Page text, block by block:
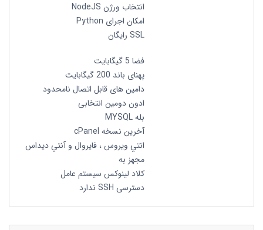
انتخاب ورژن NodeJS
امکان اجرای Python
SSL رایگان
فضا 5 گیگابایت
پهنای باند 200 گیگابایت
دامین های قابل اتصال نامحدود
ادون دومین انتخابی
بله MYSQL
آخرین نسخه cPanel
انتي ويروس ، فايروال و آنتي ديداس
مجهز به
کلاد لینوکس سیستم عامل
دسترسی SSH ندارد